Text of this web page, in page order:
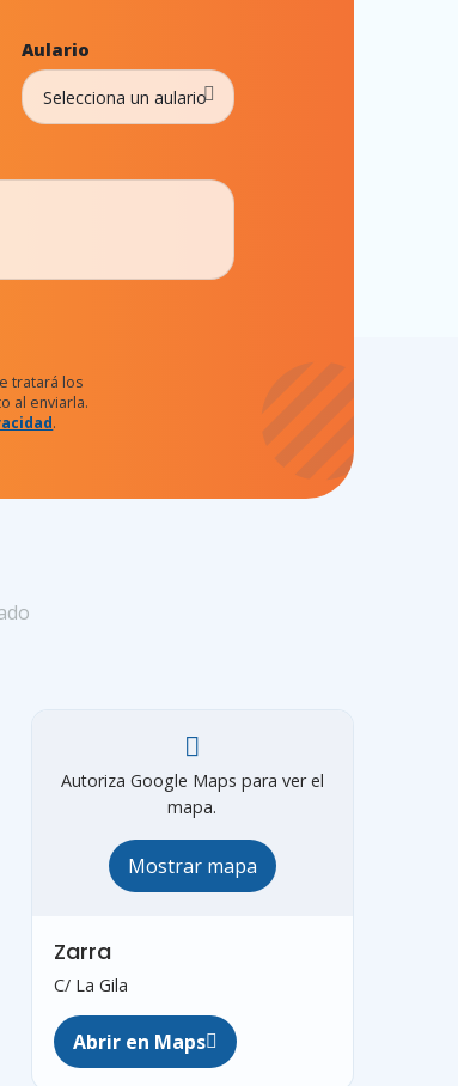
Aulario
tratará los
al enviarla.
.
Autoriza Google Maps para ver el
mapa.
Mostrar mapa
Zarra
C/ La Gila
Abrir en Maps